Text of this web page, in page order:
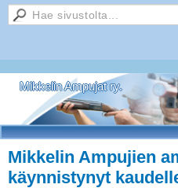
Mikkelin Ampujat ry.
Mikkelin Ampujien
käynnistynyt